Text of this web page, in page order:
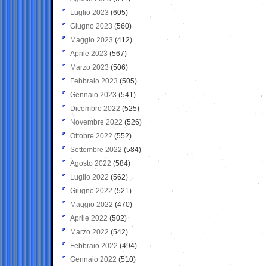
Luglio 2023 (605)
Giugno 2023 (560)
Maggio 2023 (412)
Aprile 2023 (567)
Marzo 2023 (506)
Febbraio 2023 (505)
Gennaio 2023 (541)
Dicembre 2022 (525)
Novembre 2022 (526)
Ottobre 2022 (552)
Settembre 2022 (584)
Agosto 2022 (584)
Luglio 2022 (562)
Giugno 2022 (521)
Maggio 2022 (470)
Aprile 2022 (502)
Marzo 2022 (542)
Febbraio 2022 (494)
Gennaio 2022 (510)